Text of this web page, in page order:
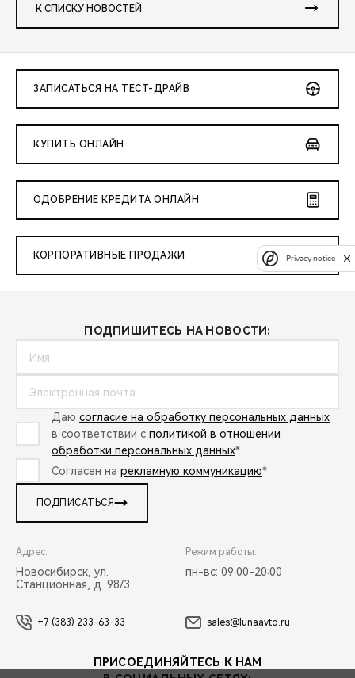
К СПИСКУ НОВОСТЕЙ
ЗАПИСАТЬСЯ НА ТЕСТ-ДРАЙВ
КУПИТЬ ОНЛАЙН
ОДОБРЕНИЕ КРЕДИТА ОНЛАЙН
КОРПОРАТИВНЫЕ ПРОДАЖИ
ПОДПИШИТЕСЬ НА НОВОСТИ:
Даю согласие на обработку персональных данных
в соответствии с политикой в отношении
обработки персональных данных*
Согласен на рекламную коммуникацию*
ПОДПИСАТЬСЯ
Адрес:
Новосибирск, ул.
Станционная, д. 98/3
Режим работы:
пн-вс: 09:00-20:00
+7 (383) 233-63-33 sales@lunaavto.ru
ПРИСОЕДИНЯЙТЕСЬ К НАМ
Privacy notice